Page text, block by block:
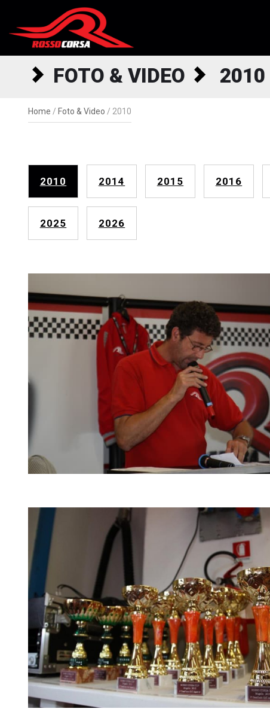
FOTO & VIDEO 2010
Home / Foto & Video / 2010
2010 2014 2015 2016
2025 2026